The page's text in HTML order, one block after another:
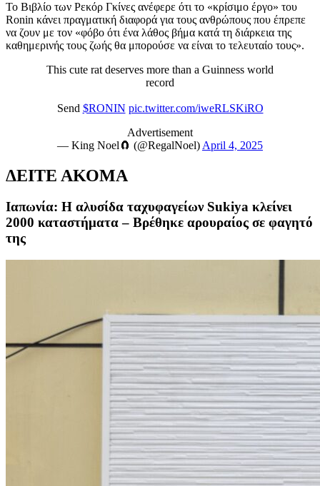
Το Βιβλίο των Ρεκόρ Γκίνες ανέφερε ότι το «κρίσιμο έργο» του
Ronin κάνει πραγματική διαφορά για τους ανθρώπους που έπρεπε
να ζουν με τον «φόβο ότι ένα λάθος βήμα κατά τη διάρκεια της
καθημερινής τους ζωής θα μπορούσε να είναι το τελευταίο τους».
This cute rat deserves more than a Guinness world
record
Send $RONIN pic.twitter.com/iweRLSKiRO
Advertisement
— King Noel🧲 (@RegalNoel) April 4, 2025
ΔΕΙΤΕ ΑΚΟΜΑ
Ιαπωνία: Η αλυσίδα ταχυφαγείων Sukiya κλείνει
2000 καταστήματα – Bρέθηκε αρουραίος σε φαγητό
της